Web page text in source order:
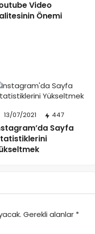
Video
Önemi
13/07/2021 447
Sayfa
Gerekli alanlar *